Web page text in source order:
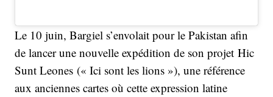
Le 10 juin, Bargiel s’envolait pour le Pakistan afin
de lancer une nouvelle expédition de son projet Hic
Sunt Leones (« Ici sont les lions »), une référence
aux anciennes cartes où cette expression latine